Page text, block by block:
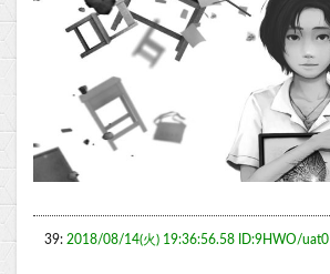
39: 2018/08/14(火) 19:36:56.58 ID:9HWO/uat0